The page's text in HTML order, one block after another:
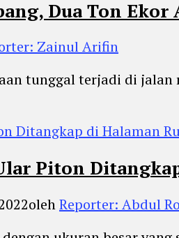
Dua Ton Ekor
Zainul Arifin
tunggal terjadi di
Piton
olehReporter: Abdul